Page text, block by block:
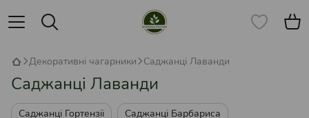
Декоративні чагарники Саджанці Лаванди
Саджанці Лаванди
Саджанці Гортензії Саджанці Барбариса